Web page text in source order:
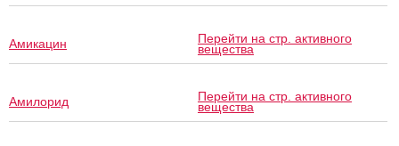
Амикацин Перейти на стр. активного
вещества
Амилорид Перейти на стр. активного
вещества